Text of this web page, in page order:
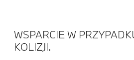
WSPARCIE W
KOLIZJI.